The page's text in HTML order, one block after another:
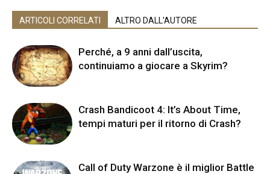
ARTICOLI CORRELATI ALTRO DALL'AUTORE
Perché, a 9 anni dall’uscita,
continuiamo a giocare a Skyrim?
Crash Bandicoot 4: It’s About Time,
tempi maturi per il ritorno di Crash?
Call of Duty Warzone è il miglior Battle